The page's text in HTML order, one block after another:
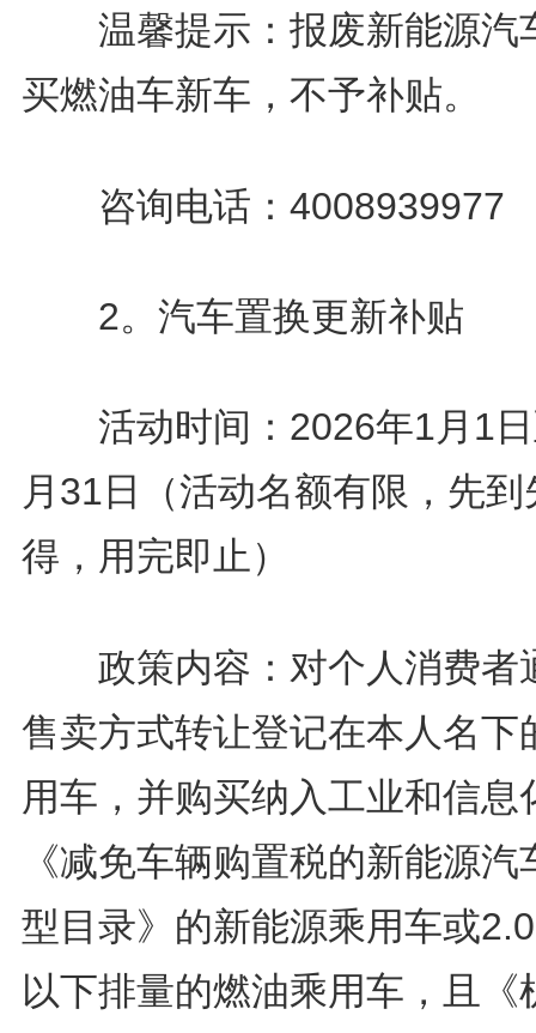
温馨提示：报废新能源汽
买燃油车新车，不予补贴。
咨询电话：4008939977
2。汽车置换更新补贴
活动时间：2026年1月1日
月31日（活动名额有限，先到
得，用完即止）
政策内容：对个人消费者
售卖方式转让登记在本人名下
用车，并购买纳入工业和信息
《减免车辆购置税的新能源汽
型目录》的新能源乘用车或
以下排量的燃油乘用车，且《